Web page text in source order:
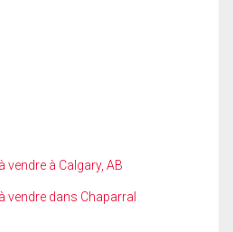
à Calgary, AB
vendre dans Chaparral